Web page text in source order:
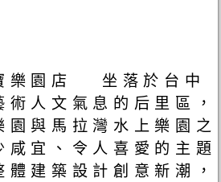
樂園店 坐落於台中
術人文氣息的后里區，
園與馬拉灣水上樂園之
咸宜、令人喜愛的主題
體建築設計創意新潮，